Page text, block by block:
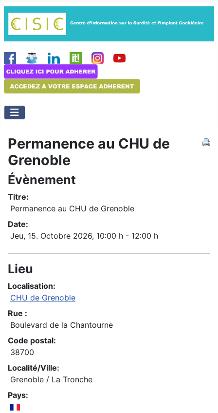
Permanence au CHU de
Grenoble
Évènement
Titre:
Permanence au CHU de Grenoble
Date:
Jeu, 15. Octobre 2026, 10:00 h - 12:00 h
Lieu
Localisation:
CHU de Grenoble
Rue :
Boulevard de la Chantourne
Code postal:
38700
Localité/Ville:
Grenoble / La Tronche
Pays: